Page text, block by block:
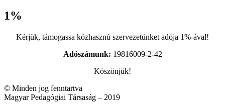
1%
Kérjük, támogassa közhasznú szervezetünket adója 1%-ával!
Adószámunk: 19816009-2-42
Köszönjük!
© Minden jog fenntartva
Magyar Pedagógiai Társaság – 2019